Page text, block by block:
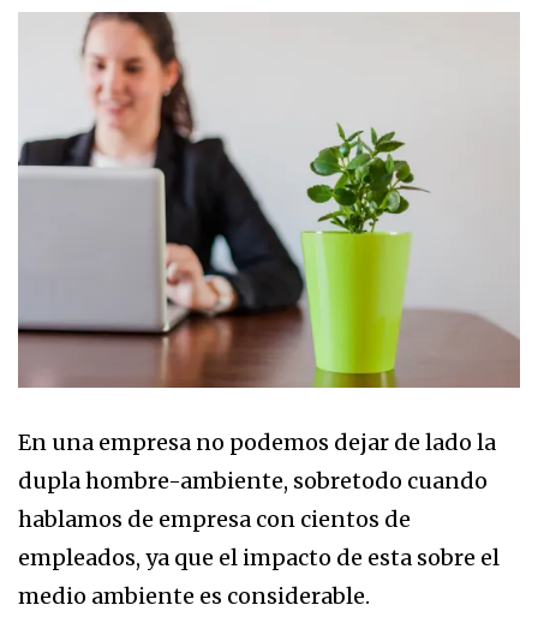
En una empresa no podemos dejar de lado la
dupla hombre-ambiente, sobretodo cuando
hablamos de empresa con cientos de
empleados, ya que el impacto de esta sobre el
medio ambiente es considerable.